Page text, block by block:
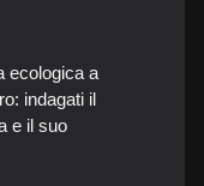
ecologica a
indagati il
e il suo